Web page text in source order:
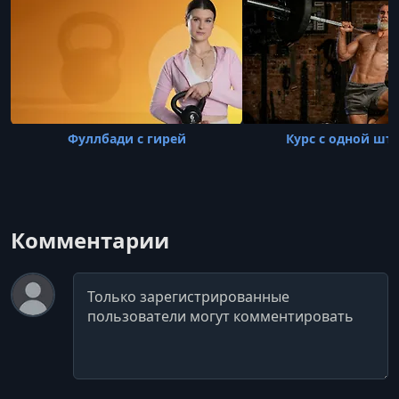
Фуллбади с гирей Курс с одной
Комментарии
Комментарий